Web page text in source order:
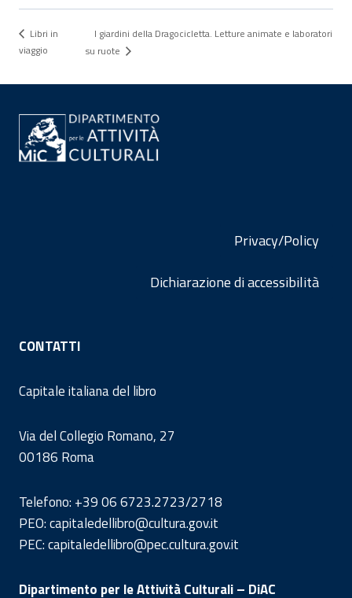
Libri in
viaggio
I giardini della Dragocicletta. Letture animate e laboratori
su ruote
Privacy/Policy
Dichiarazione di accessibilità
CONTATTI
Capitale italiana del libro
Via del Collegio Romano, 27
00186 Roma
Telefono: +39 06 6723.2723/2718
PEO: capitaledellibro@cultura.gov.it
PEC: capitaledellibro@pec.cultura.gov.it
Dipartimento per le Attività Culturali – DiAC